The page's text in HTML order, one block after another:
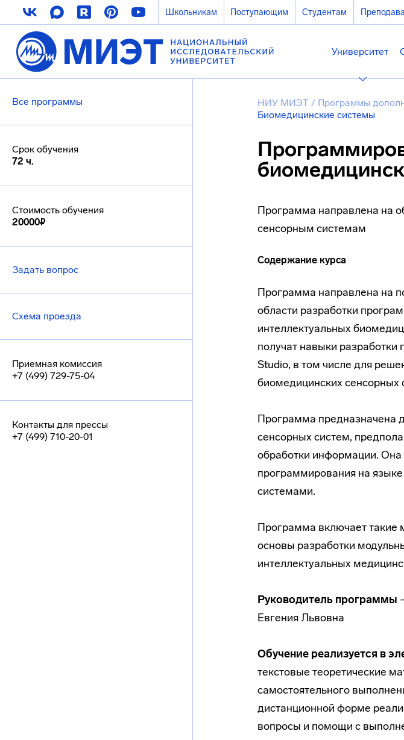
Школьникам Поступающим Студентам
Университет
Все программы
Срок обучения
72 ч.
Стоимость обучения
20000₽
Задать вопрос
Схема проезда
Приемная комиссия
+7 (499) 729-75-04
Контакты для прессы
+7 (499) 710-20-01
НИУ МИЭТ / Программы
Биомедицинские системы
Программа направлена на
сенсорным системам
Содержание курса
Программа направлена на
области разработки
интеллектуальных
получат навыки
Studio, в том числе для
биомедицинских сенсорных
Программа предназначена
сенсорных систем,
обработки информации.
программирования на
системами.
Программа включает такие
основы разработки
интеллектуальных
Руководитель программы
Евгения Львовна
Обучение реализуется в
текстовые теоретические
самостоятельного
дистанционной форме
вопросы и помощи с